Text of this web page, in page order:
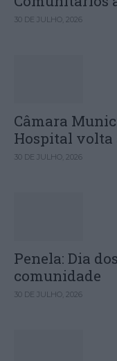
30 DE JULHO, 2026
Câmara
Hospital volta
30 DE JULHO, 2026
Penela: Dia
comunidade
30 DE JULHO, 2026